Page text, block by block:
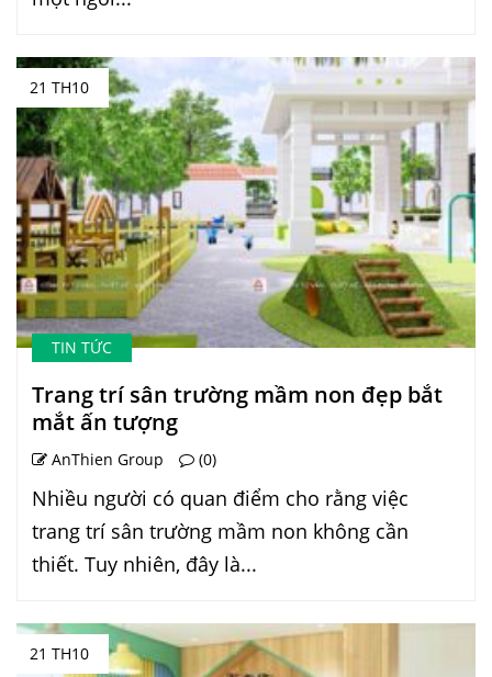
21 TH10
TIN TỨC
Trang trí sân trường mầm non đẹp bắt
mắt ấn tượng
AnThien Group (0)
Nhiều người có quan điểm cho rằng việc
trang trí sân trường mầm non không cần
thiết. Tuy nhiên, đây là...
21 TH10